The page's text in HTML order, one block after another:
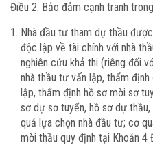
Điều 2. Bảo đảm cạnh tranh
Nhà đầu tư tham dự thầu
độc lập về tài chính với nhà
nghiên cứu khả thi (riêng đối
nhà thầu tư vấn lập, thẩm
lập, thẩm định hồ sơ mời sơ
sơ dự sơ tuyển, hồ sơ dự
quả lựa chọn nhà đầu tư; cơ
mời thầu quy định tại Khoản